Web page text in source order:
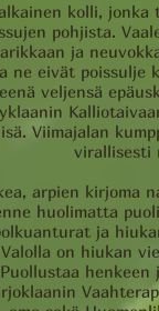
kolli,
pohjista.
ja
ne eivät poissulje
veljensä
Viimajalan
virallisesti
arpien kirjoma
huolimatta
ja
on hiukan
henkeen